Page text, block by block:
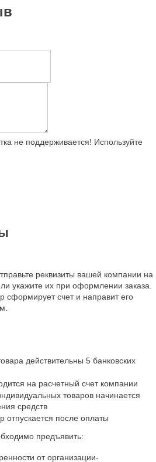
не поддерживается! Используйте
реквизиты вашей компании на
укажите их при оформлении заказа.
сформирует счет и направит его
действительны 5 банковских
на расчетный счет компании
товаров начинается
средств
отпускается после оплаты
предъявить:
от организации-